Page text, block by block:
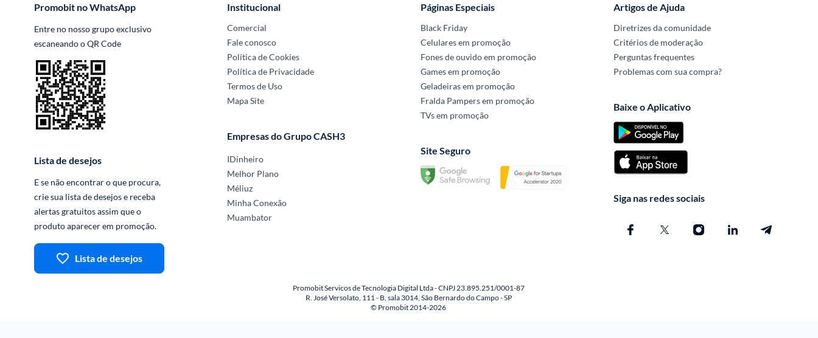
Promobit no WhatsApp
Entre no nosso grupo exclusivo
escaneando o QR Code
Lista de desejos
E se não encontrar o que procura,
crie sua lista de desejos e receba
alertas gratuitos assim que o
produto aparecer em promoção.
Lista de desejos
Institucional
Comercial
Fale conosco
Política de Cookies
Política de Privacidade
Termos de Uso
Mapa Site
Empresas do Grupo CASH3
IDinheiro
Melhor Plano
Méliuz
Minha Conexão
Muambator
Páginas Especiais
Black Friday
Celulares em promoção
Fones de ouvido em promoção
Games em promoção
Geladeiras em promoção
Fralda Pampers em promoção
TVs em promoção
Site Seguro
Artigos de Ajuda
Diretrizes da comunidade
Critérios de moderação
Perguntas frequentes
Problemas com sua compra?
Baixe o Aplicativo
Siga nas redes sociais
Promobit Servicos de Tecnologia Digital Ltda - CNPJ 23.895.251/0001-87
R. José Versolato, 111 - B, sala 3014, São Bernardo do Campo - SP
© Promobit 2014-2026